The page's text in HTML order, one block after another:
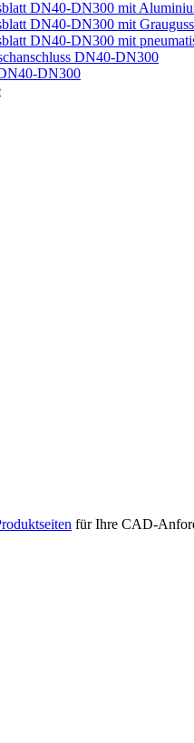
DN40-DN300 mit
DN40-DN300 mit
DN40-DN300 mit
DN40-DN300
DN300
für Ihre CAD-